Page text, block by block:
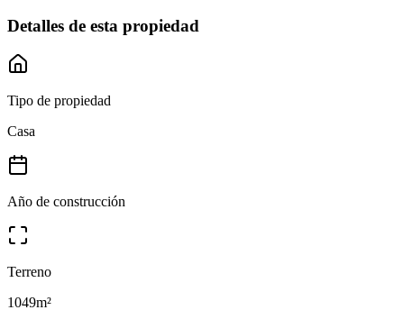
Detalles de esta propiedad
Tipo de propiedad
Casa
Año de construcción
Terreno
1049m²